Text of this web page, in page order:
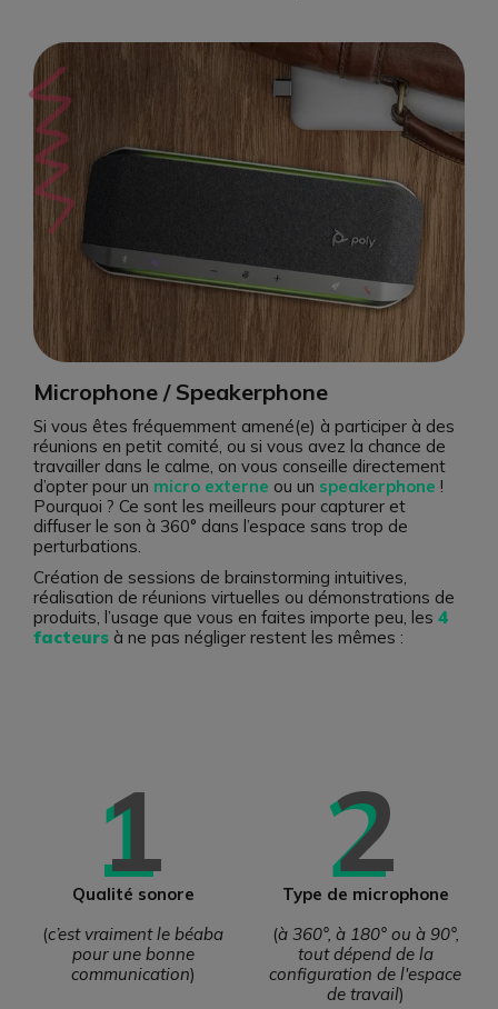
Microphone / Speakerphone
Si vous êtes fréquemment amené(e) à participer à des
réunions en petit comité, ou si vous avez la chance de
travailler dans le calme, on vous conseille directement
d’opter pour un micro externe ou un speakerphone !
Pourquoi ? Ce sont les meilleurs pour capturer et
diffuser le son à 360° dans l’espace sans trop de
perturbations.
Création de sessions de brainstorming intuitives,
réalisation de réunions virtuelles ou démonstrations de
produits, l’usage que vous en faites importe peu, les 4
facteurs à ne pas négliger restent les mêmes :
1
Qualité sonore
(c’est vraiment le béaba
pour une bonne
communication)
2
Type de microphone
(à 360°, à 180° ou à 90°,
tout dépend de la
configuration de l'espace
de travail)